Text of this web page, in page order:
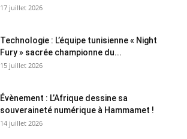
17 juillet 2026
Technologie : L’équipe tunisienne « Night
Fury » sacrée championne du...
15 juillet 2026
Évènement : L’Afrique dessine sa
souveraineté numérique à Hammamet !
14 juillet 2026